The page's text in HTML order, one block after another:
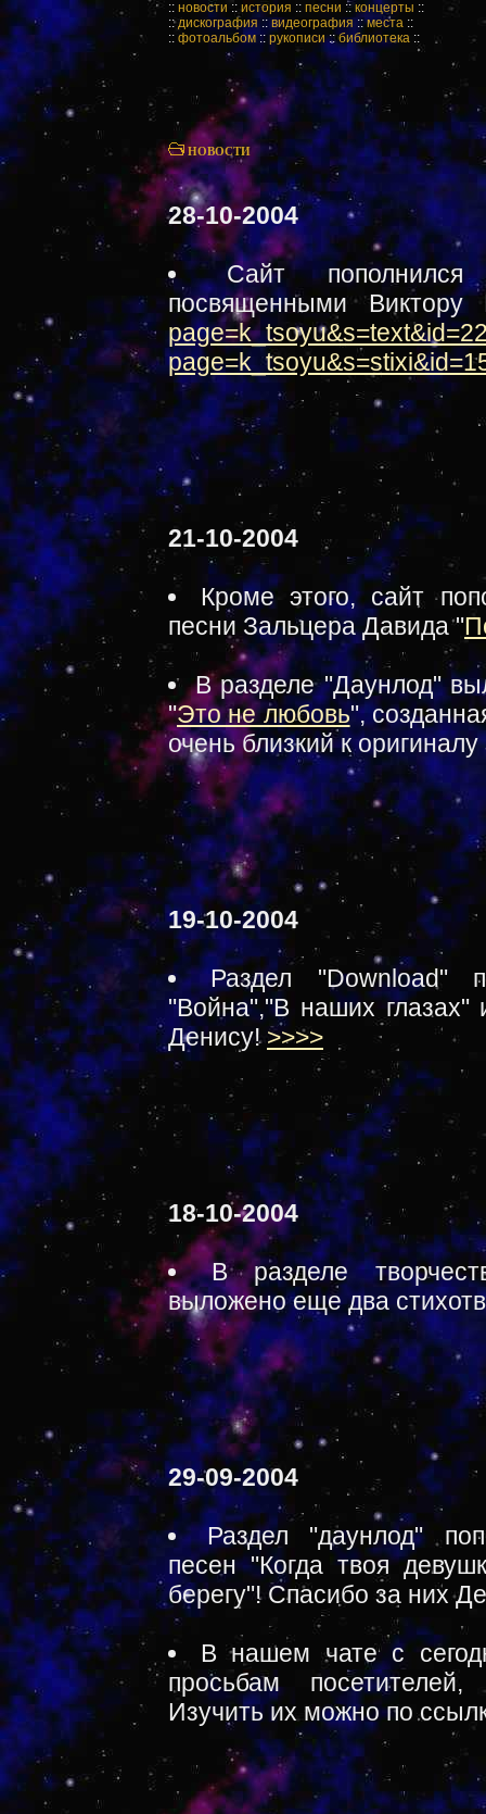
:: новости :: история :: песни :: концерты ::
::дискография :: видеография ::места ::
:: фотоальбом::рукописи::библиотека ::
НОВОСТИ
28-10-2004
Сайт
посвященными
21-10-2004
Кроме этого, сайт
песни Зальцера Давида "
В разделе "Даунлод"
"Это не любовь",
очень близкий к
19-10-2004
Раздел "Download"
"Война","В наших
Денису!>>>>
18-10-2004
В разделе
выложено еще два
29-09-2004
Раздел "даунлод"
песен "Когда твоя
берегу"! Спасибо за них
В нашем чате с
просьбам
Изучить их можно по